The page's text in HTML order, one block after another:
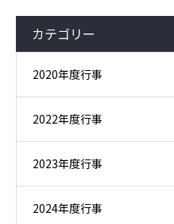
カテゴリー
2020年度行事
2022年度行事
2023年度行事
2024年度行事